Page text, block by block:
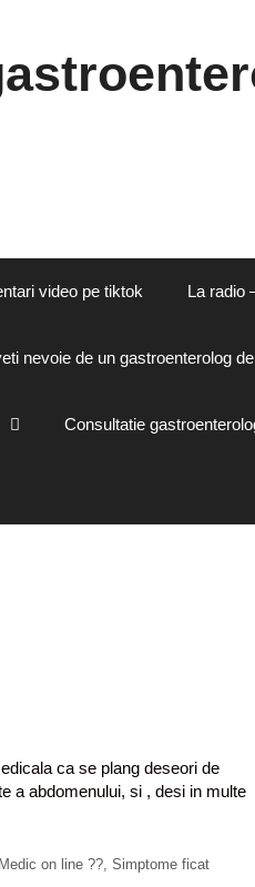
video pe tiktok La radio
nevoie de un gastroenterolog
Consultatie
ca se plang deseori de
a abdomenului, si , desi in multe
Medic on line ??, Simptome ficat